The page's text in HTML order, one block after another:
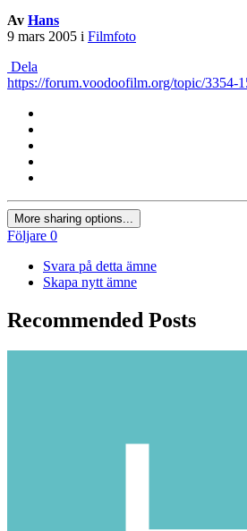
Av Hans
9 mars 2005 i Filmfoto
Dela
https://forum.voodoofilm.org/topic/3354-
More sharing options...
Följare 0
Svara på detta ämne
Skapa nytt ämne
Recommended Posts